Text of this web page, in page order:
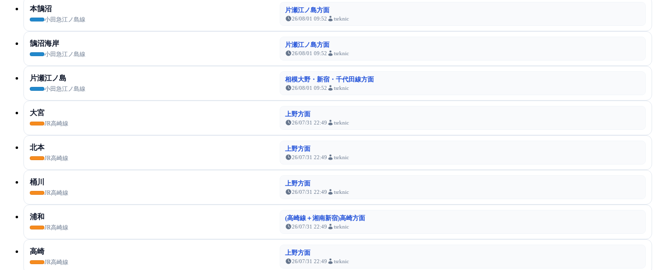
本鵠沼
小田急江ノ島線
片瀬江ノ島方面
26/08/01 09:52 tsrknic
鵠沼海岸
小田急江ノ島線
片瀬江ノ島方面
26/08/01 09:52 tsrknic
片瀬江ノ島
小田急江ノ島線
相模大野・新宿・千代田線方面
26/08/01 09:52 tsrknic
大宮
JR高崎線
上野方面
26/07/31 22:49 tsrknic
北本
JR高崎線
上野方面
26/07/31 22:49 tsrknic
桶川
JR高崎線
上野方面
26/07/31 22:49 tsrknic
浦和
JR高崎線
(高崎線＋湘南新宿)高崎方面
26/07/31 22:49 tsrknic
高崎
JR高崎線
上野方面
26/07/31 22:49 tsrknic